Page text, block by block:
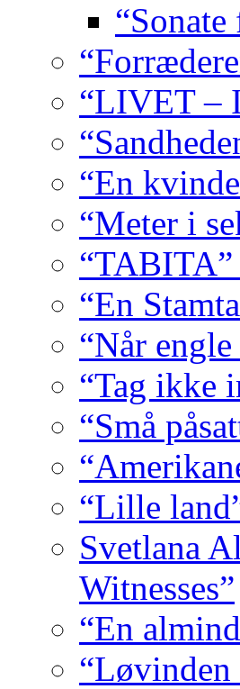
“LIVET –
“En
“Meter i
“En
“Når
“Tag ikke
“Små
“Lille
Svetlana
Witnesses”
“En